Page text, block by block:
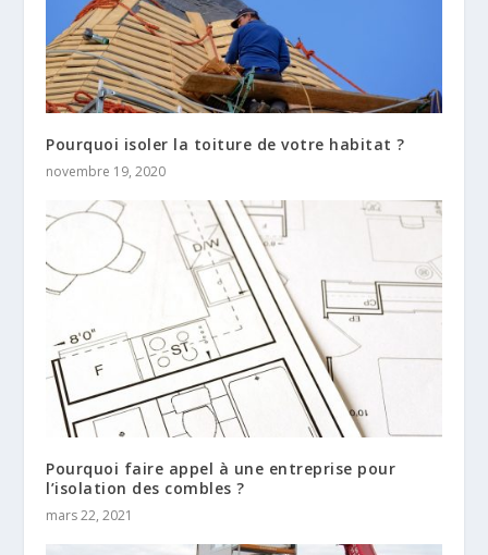
Pourquoi isoler la toiture de votre habitat ?
novembre 19, 2020
Pourquoi faire appel à une entreprise pour
l’isolation des combles ?
mars 22, 2021